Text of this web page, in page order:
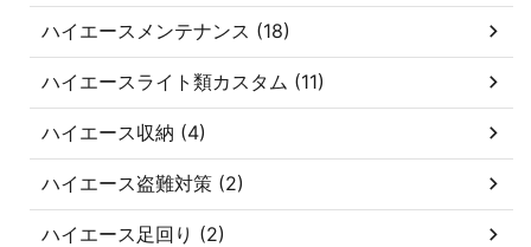
ハイエースメンテナンス (18)
ハイエースライト類カスタム (11)
ハイエース収納 (4)
ハイエース盗難対策 (2)
ハイエース足回り (2)